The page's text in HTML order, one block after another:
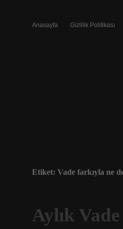
Anasayfa Gizlilik Politikası
Etiket: Vade farkıyla ne
Aylık